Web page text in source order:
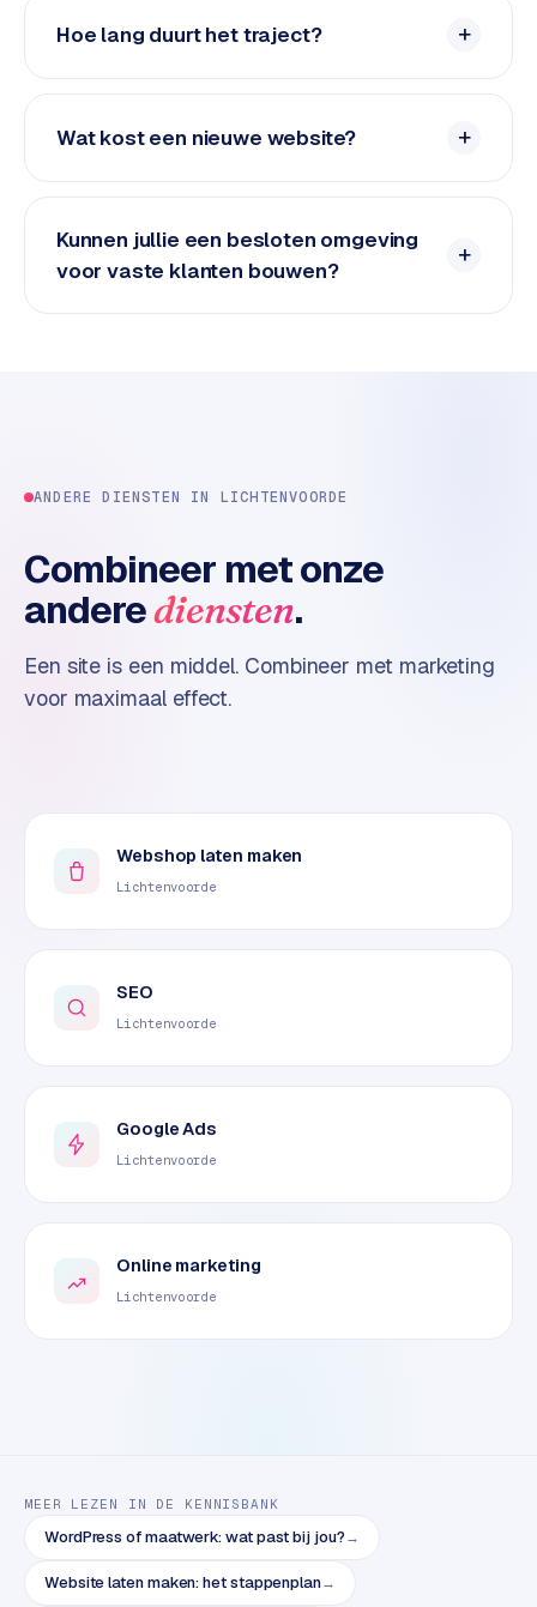
t
n
m
r
e
t
.
m
m
r
k
c
BRANCHE-
e
s
w
n
l
e
n
i
n
Hoe lang duurt het traject?
Wat kost een nieuwe website?
Kunnen jullie een besloten omgeving
voor vaste klanten bouwen?
ANDERE DIENSTEN IN LICHTENVOORDE
Combineer met onze
anderediensten.
Een site is een middel. Combineer met marketing
voor maximaal effect.
Webshop laten maken
Lichtenvoorde
SEO
Lichtenvoorde
Google Ads
Lichtenvoorde
Online marketing
Lichtenvoorde
MEER LEZEN IN DE KENNISBANK
WordPress of maatwerk: wat past bij jou?→
Website laten maken: het stappenplan→